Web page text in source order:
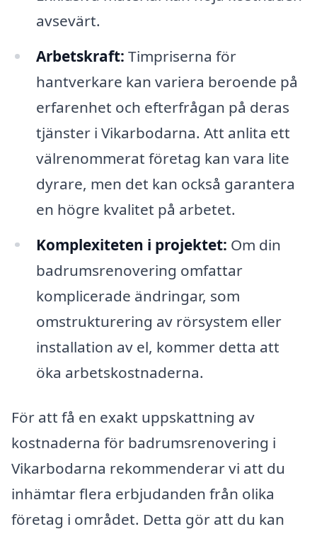
avsevärt.
Arbetskraft: Timpriserna för
hantverkare kan variera beroende på
erfarenhet och efterfrågan på deras
tjänster i Vikarbodarna. Att anlita ett
välrenommerat företag kan vara lite
dyrare, men det kan också garantera
en högre kvalitet på arbetet.
Komplexiteten i projektet: Om din
badrumsrenovering omfattar
komplicerade ändringar, som
omstrukturering av rörsystem eller
installation av el, kommer detta att
öka arbetskostnaderna.
För att få en exakt uppskattning av
kostnaderna för badrumsrenovering i
Vikarbodarna rekommenderar vi att du
inhämtar flera erbjudanden från olika
företag i området. Detta gör att du kan